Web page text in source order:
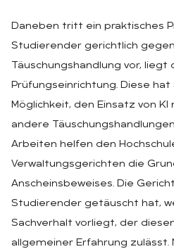
Daneben tritt ein praktisches
Studierender gerichtlich
Täuschungshandlung vor,
Prüfungseinrichtung. Diese
Möglichkeit, den Einsatz von KI
andere
Arbeiten helfen den
Verwaltungsgerichten die
Anscheinsbeweises. Die
Studierender getäuscht hat,
Sachverhalt vorliegt, der
allgemeiner Erfahrung zulässt.